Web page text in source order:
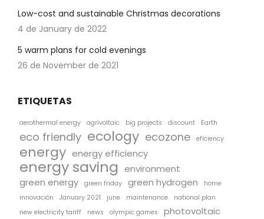
Low-cost and sustainable Christmas decorations
4 de January de 2022
5 warm plans for cold evenings
26 de November de 2021
ETIQUETAS
aerothermal energy agrivoltaic big projects discount Earth
eco friendly ecology ecozone eficiency
energy energy efficiency
energy saving environment
green energy
green friday green hydrogen
home
innovación
January 2021 june maintenance
national plan
new electricity tariff
news olympic games
photovoltaic